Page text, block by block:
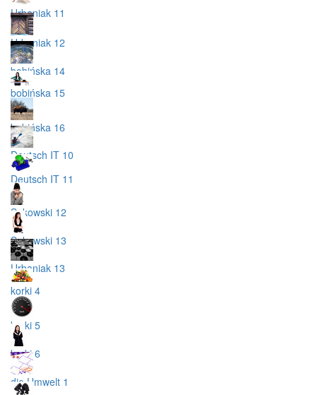
Urbaniak 11
Urbaniak 12
bobińska 14
bobińska 15
bobińska 16
Deutsch IT 10
Deutsch IT 11
Sakowski 12
Sakowski 13
Urbaniak 13
korki 4
korki 5
korki 6
die Umwelt 1